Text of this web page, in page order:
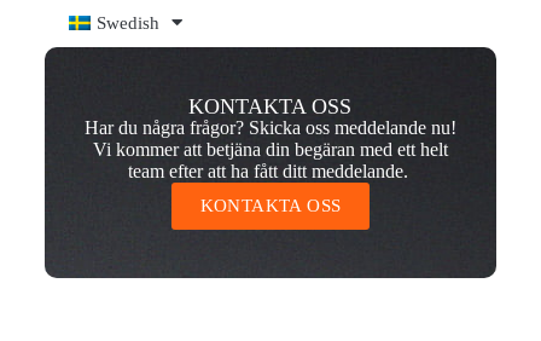
Swedish
KONTAKTA OSS
Har du några frågor? Skicka oss meddelande nu!
Vi kommer att betjäna din begäran med ett helt
team efter att ha fått ditt meddelande.
KONTAKTA OSS